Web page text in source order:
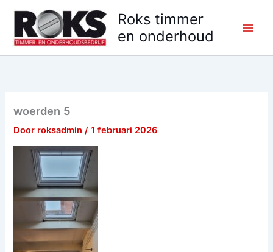
Roks timmer
en onderhoud
woerden 5
Door roksadmin/1 februari 2026